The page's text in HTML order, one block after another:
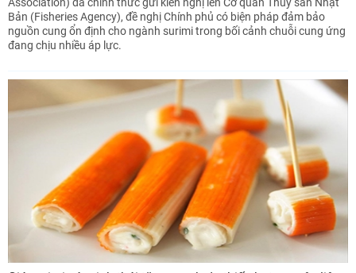
Bản (Fisheries Agency), đề nghị Chính phủ có biện pháp đảm bảo
nguồn cung ổn định cho ngành surimi trong bối cảnh chuỗi cung ứng
đang chịu nhiều áp lực.